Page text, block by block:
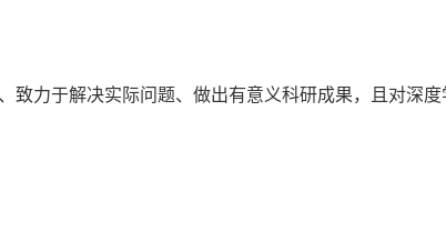
致力于解决实际问题、做出有意义科研成果，且对深